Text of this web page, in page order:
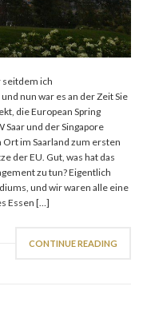
seitdem ich
nun war es an der Zeit Sie
die European Spring
Saar und der Singapore
im Saarland zum ersten
der EU. Gut, was hat das
zu tun? Eigentlich
und wir waren alle eine
Essen […]
CONTINUE READING